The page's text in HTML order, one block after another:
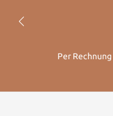
Per